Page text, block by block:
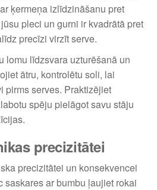
ķermeņa izlīdzināšanu pret
pleci un gurni ir kvadrātā pret
precīzi virzīt serve.
lomu līdzsvara uzturēšanā un
ātru, kontrolētu soli, lai
pirms serves. Praktizējiet
spēju pielāgot savu stāju
precizitātei
precizitātei un konsekvencei
saskares ar bumbu ļaujiet rokai